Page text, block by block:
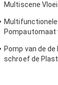
Multiscene
Multifunctionele
Pompautomaat
Pomp van de
schroef de